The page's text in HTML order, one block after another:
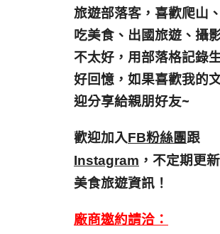
旅遊部落客， 喜歡爬山
吃美食、出國旅遊、攝
不太好，用部落格記錄
好回憶， 如果喜歡我的
迎分享給親朋好友~
歡迎加入FB粉絲團跟
Instagram ，不定期更
美食旅遊資訊！
廠商邀約請洽：